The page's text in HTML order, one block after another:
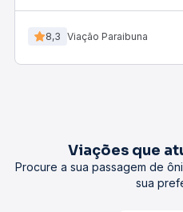
8,3 Viação Paraibuna
Viações que
Procure a sua passagem de
sua